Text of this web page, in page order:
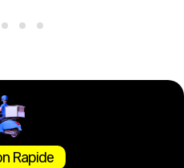
Rapide